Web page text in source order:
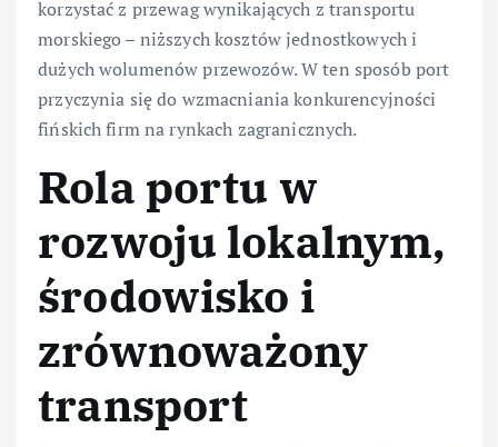
korzystać z przewag wynikających z transportu
morskiego – niższych kosztów jednostkowych i
dużych wolumenów przewozów. W ten sposób port
przyczynia się do wzmacniania konkurencyjności
fińskich firm na rynkach zagranicznych.
Rola portu w
rozwoju lokalnym,
środowisko i
zrównoważony
transport